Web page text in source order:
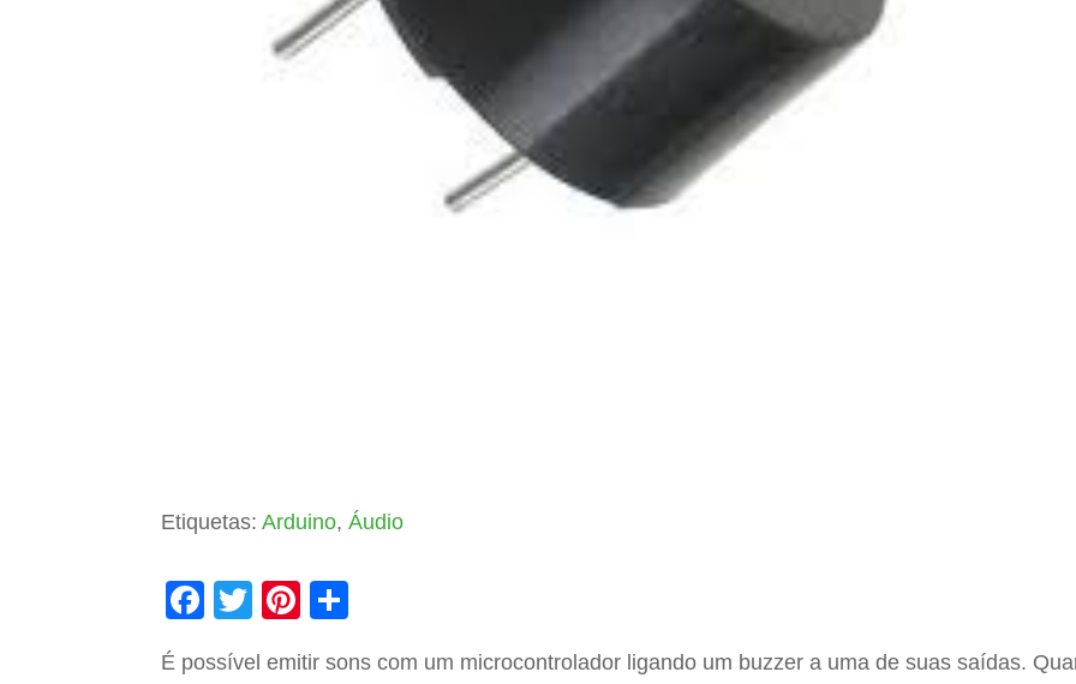
Etiquetas:Arduino,Áudio
F
T
Pi
É possível emitir sons com um microcontrolador ligando um buzzer a uma de suas saídas.